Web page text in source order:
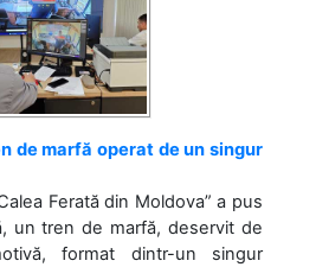
de marfă operat de un singur
Ferată din Moldova” a pus
un tren de marfă, deservit de
format dintr-un singur